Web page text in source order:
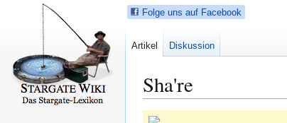
Sha're
Folge uns auf Facebook
Artikel Diskussion